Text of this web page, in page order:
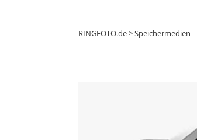
RINGFOTO.de>Speichermedien